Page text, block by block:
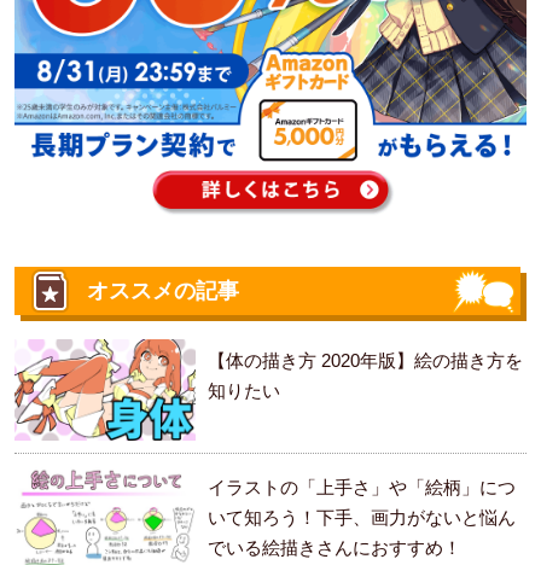
オススメの記事
【体の描き方 2020年版】絵の描き方を
知りたい
イラストの「上手さ」や「絵柄」につ
いて知ろう！下手、画力がないと悩ん
でいる絵描きさんにおすすめ！